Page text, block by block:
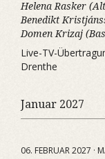
Helena Rasker
Benedikt
Domen Krizaj
Live-TV-
Drenthe
Januar 2027
06. FEBRUAR 2027 ·